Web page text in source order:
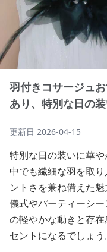
羽付きコサージュ
あり、特別な日の
更新日 2026-04-15
特別な日の装いに華や
中でも繊細な羽を取
ントさを兼ね備えた魅
儀式やパーティーシ
の軽やかな動きと存
セントになるでしょう。